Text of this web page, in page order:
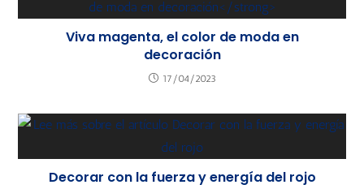
Viva magenta, el color de moda en
decoración
17/04/2023
Decorar con la fuerza y energía del rojo